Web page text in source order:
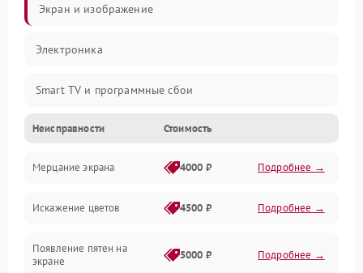
Экран и изображение
Электроника
Smart TV и программные сбои
Питание и запуск
Подсветка и LED-модули
Звук и аудиосистема
Сигнал и приём каналов
Неисправности Стоимость
Мерцание экрана 4000 ₽ Подробнее →
Искажение цветов 4500 ₽ Подробнее →
Появление пятен на
экране
5000 ₽ Подробнее →